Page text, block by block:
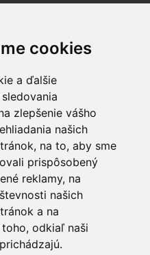
cookies
a ďalšie
zlepšenie vášho
našich
na to, aby sme
prispôsobený
reklamy, na
našich
a na
odkiaľ naši
štátu